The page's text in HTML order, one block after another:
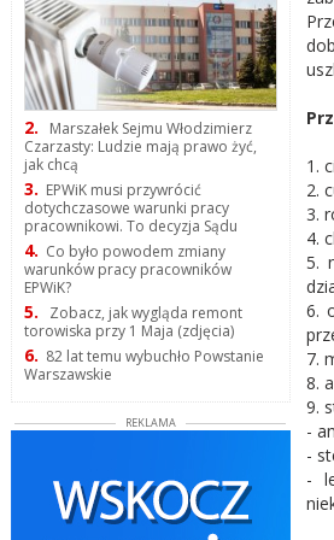
2.
Marszałek Sejmu Włodzimierz
Czarzasty: Ludzie mają prawo żyć,
jak chcą
3. EPWiK musi przywrócić
dotychczasowe warunki pracy
pracownikowi. To decyzja Sądu
4. Co było powodem zmiany
warunków pracy pracowników
EPWiK?
5.
Zobacz, jak wygląda remont
torowiska przy 1 Maja (zdjęcia)
6. 82 lat temu wybuchło Powstanie
Warszawskie
REKLAMA
1.
2.
3.
4.
5.
6.
7.
8.
9.
-
-
-